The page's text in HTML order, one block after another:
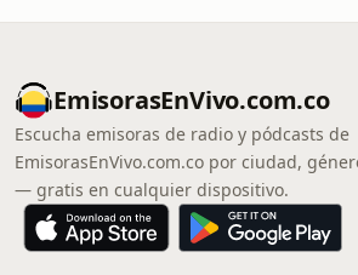
EmisorasEnVivo.com.co
Escucha emisoras de radio y pódcasts de
EmisorasEnVivo.com.co por ciudad,
— gratis en cualquier dispositivo.